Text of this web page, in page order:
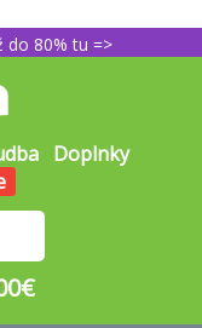
do 80% tu =>
Doplnky